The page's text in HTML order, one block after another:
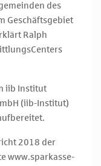
des
Geschäftsgebiet
Ralph
iib Institut
(iib-Institut)
2018 der
www.sparkasse-